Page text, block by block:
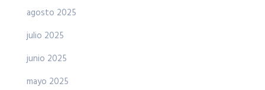
agosto 2025
julio 2025
junio 2025
mayo 2025